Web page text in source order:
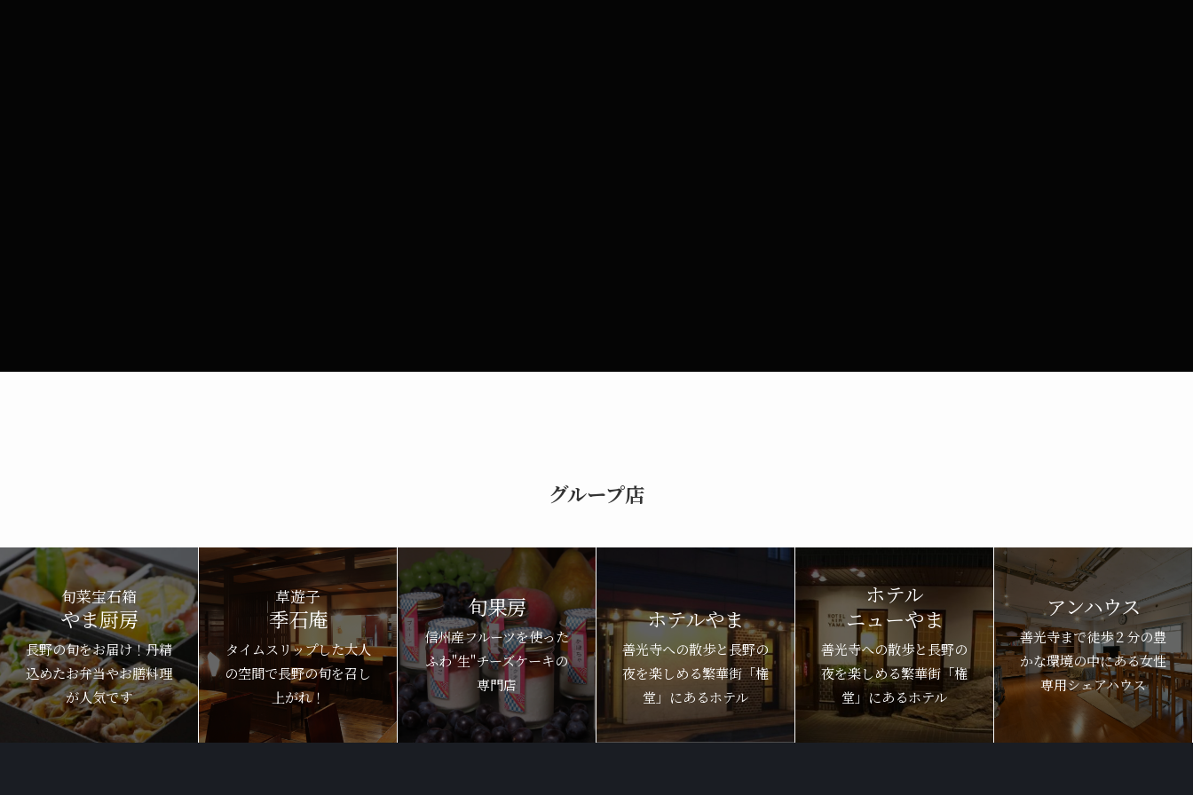
グループ店
旬菜宝石箱
やま厨房
長野の旬をお届け！丹精
込めたお弁当やお膳料理
が人気です
草遊子
季石庵
タイムスリップした大人
の空間で長野の旬を召し
上がれ！
旬果房
信州産フルーツを使った
ふわ"生"チーズケーキの
専門店
ホテルやま
善光寺への散歩と長野の
夜を楽しめる繁華街「権
堂」にあるホテル
ホテル
ニューやま
善光寺への散歩と長野の
夜を楽しめる繁華街「権
堂」にあるホテル
アンハウス
善光寺まで徒歩２分の豊
かな環境の中にある女性
専用シェアハウス